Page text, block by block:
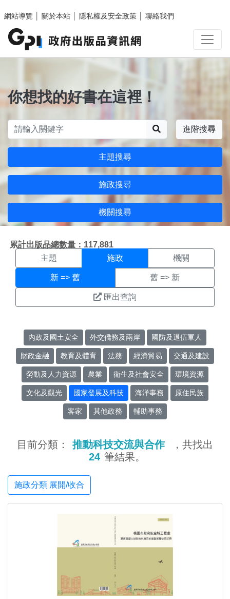
網站導覽
關於本站 隱私權及安全政策 聯絡我們
你想找的好書在這裡！
進階搜尋
主題搜尋
施政搜尋
機關搜尋
累計出版品總數量：117,881
施政搜尋結果頁面
主題 施政 機關
新 => 舊 舊 => 新
匯出查詢
內政及國土安全 外交僑務及兩岸 國防及退伍軍人
財政金融 教育及體育 法務 經濟貿易 交通及建設
勞動及人力資源 農業 衛生及社會安全 環境資源
文化及觀光 國家發展及科技 海洋事務 原住民族
客家 其他政務 輔助事務
目前分類： 推動科技交流與合作
，共找出
24 筆結果。
施政分類 展開/收合